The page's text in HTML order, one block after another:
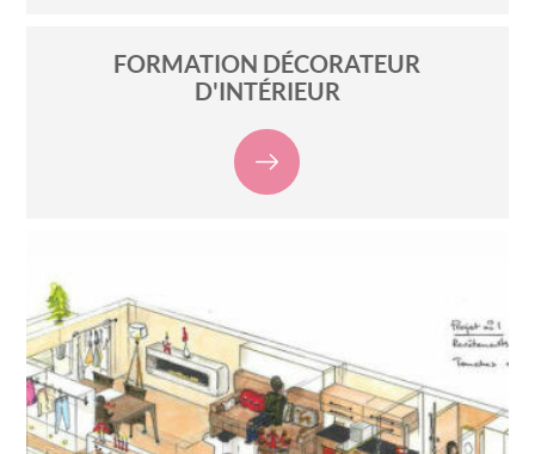
FORMATION DÉCORATEUR
D'INTÉRIEUR